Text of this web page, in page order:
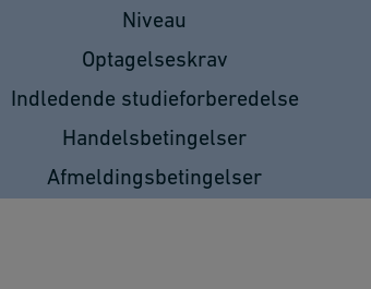
Niveau
Optagelseskrav
Indledende studieforberedelse
Handelsbetingelser
Afmeldingsbetingelser